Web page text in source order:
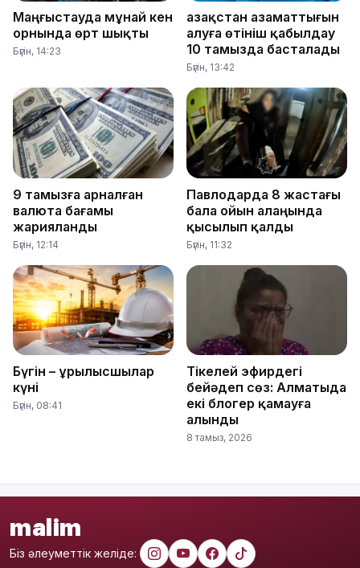
Маңғыстауда мұнай кен
орнында өрт шықты
Бүгін, 14:23
Қазақстан азаматтығын
алуға өтініш қабылдау
10 тамызда басталады
Бүгін, 13:42
9 тамызға арналған
валюта бағамы
жарияланды
Бүгін, 12:14
Павлодарда 8 жастағы
бала ойын алаңында
қысылып қалды
Бүгін, 11:32
Бүгін – Құрылысшылар
күні
Бүгін, 08:41
Тікелей эфирдегі
бейәдеп сөз: Алматыда
екі блогер қамауға
алынды
8 тамыз, 2026
malim
Біз әлеуметтік желіде: